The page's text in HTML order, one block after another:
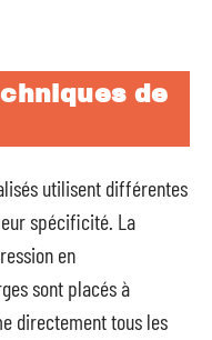
de
utilisent différentes
spécificité. La
en
sont placés à
directement tous les